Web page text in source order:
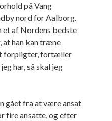
på Vang
nord for Aalborg.
et af Nordens bedste
han kan træne
forpligter, fortæller
har, så skal jeg
gået fra at være ansat
fire ansatte, og efter